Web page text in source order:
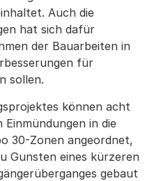
Auch die
hat sich dafür
der Bauarbeiten in
für
sollen.
können acht
in die
30-Zonen angeordnet,
Gunsten eines kürzeren
gebaut